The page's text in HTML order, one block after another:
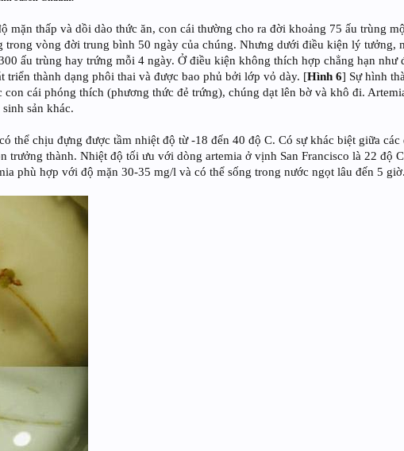
mặn thấp và dồi dào thức ăn, con cái thường cho ra đời khoảng 75 ấu trùng
trong vòng đời trung bình 50 ngày của chúng. Nhưng dưới điều kiện lý tưởng,
ấu trùng hay trứng mỗi 4 ngày. Ở điều kiện không thích hợp chẳng hạn như
triển thành dạng phôi thai và được bao phủ bởi lớp vỏ dày. [Hình 6] Sự hình
con cái phóng thích (phương thức đẻ trứng), chúng dạt lên bờ và khô đi.
sản khác.
thể chịu đựng được tầm nhiệt độ từ -18 đến 40 độ C. Có sự khác biệt giữa
trưởng thành. Nhiệt độ tối ưu với dòng artemia ở vịnh San Francisco là 22 độ
phù hợp với độ mặn 30-35 mg/l và có thể sống trong nước ngọt lâu đến 5 giờ.